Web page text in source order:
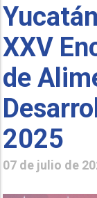
XXV
de
2025
07 de julio de